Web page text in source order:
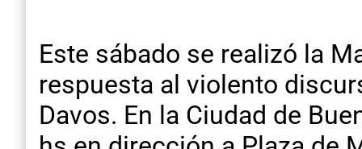
Este sábado se realizó la
respuesta al violento
Davos. En la Ciudad de